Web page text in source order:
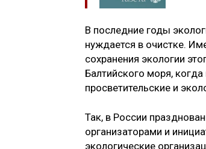
В последние годы
нуждается в очистке.
сохранения экологии
Балтийского моря,
просветительские и
Так, в России
организаторами и
экологические